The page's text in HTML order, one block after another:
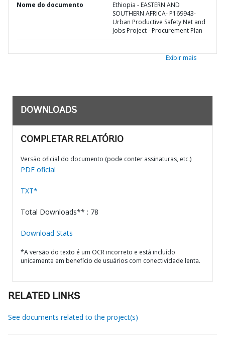
Nome do documento
Ethiopia - EASTERN AND
SOUTHERN AFRICA- P169943-
Urban Productive Safety Net and
Jobs Project - Procurement Plan
Exibir mais
DOWNLOADS
COMPLETAR RELATÓRIO
Versão oficial do documento (pode conter assinaturas, etc.)
PDF oficial
TXT*
Total Downloads** : 78
Download Stats
*A versão do texto é um OCR incorreto e está incluído
unicamente em benefício de usuários com conectividade lenta.
RELATED LINKS
See documents related to the project(s)